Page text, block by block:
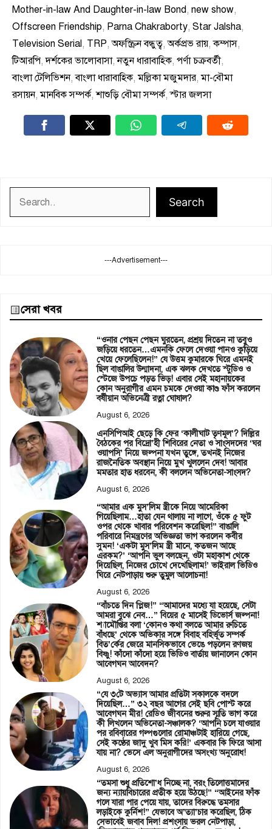
Mother-in-law And Daughter-in-law Bond, new show,
Offscreen Friendship, Parna Chakraborty, Star Jalsha,
Television Serial, TRP,অফস্ক্রিন বন্ধুত্ব,অর্কপ্রভ রায়,কম্পাস,
টিআরপি,দর্শকের ভালোবাসা,নতুন ধারাবাহিক, পর্ণা চক্রবর্তী,
বাংলা টেলিভিশন,বাংলা ধারাবাহিক,মল্লিকা মজুমদার,মা-বৌমা
রসায়ন,মানবিক সম্পর্ক,শাশুড়ি বৌমা সম্পর্ক,স্টার জলসা
Search
---Advertisement---
সেরা খবর
“ওনার পেছন পেছন ঘুরতেন, প্রশ্রয় দিতেন না তবুও
জড়িয়ে ধরতেন…এমনকি ফেলে দেওয়া পানও কুড়িয়ে
খেয়ে ফেলেছিলেন!” যে উত্তম কুমারকে ঘিরে এমনই
ছিল বাঙালির উন্মাদনা, এক ঝলক দেখতে স্টুডিও ও
স্টেজে উপচে পড়ত ভিড়! এবার সেই মহানায়কের
কোন অনুরাগীর এমন চমকে দেওয়া কাণ্ড ফাঁস করলেন
বর্ষীয়ান অভিনেত্রী রত্না ঘোষাল?
August 6, 2026
এনসিপিআই ছেড়ে কি ফের ‘কালীঘাট তৃণমূল’? দিল্লির
বৈঠকের পর বিদ্রো’হী শিবিরের নেতা ও সাংসদদের ‘ঘর
ওয়াপসি’ নিয়ে জল্পনা যখন তুঙ্গে, তখনই নিজের
রাজনৈতিক অবস্থান নিয়ে মুখ খুললেন দেব! আবার
মমতার হাত ধরবেন, কী বললেন অভিনেতা-সাংসদ?
August 6, 2026
“আমার এক মুস’লিম স্ত্রীকে নিয়ে আমেরিকা
গিয়েছিলাম…হাতা যেন থালায় না লাগে, ওঁকে ৫ ফুট
ওপর থেকে খাবার পরিবেশন করেছিল!” বাঙালি
পরিবারে নিমন্ত্রণের অভিজ্ঞতা ভাগ করলেন কবীর
সুমন! ‘একটা মুস’লিম স্ত্রী মানে, কতজন আছে
এরকম?’ ‘আপনি ভুল বলছেন, ওটা মহাকাশ থেকে
দিয়েছিল, নিজের চোখে দেখেছিলাম!’ ভাইরাল ভিডিও
ঘিরে নেটপাড়ায় শুরু তুমুল আলোচনা!
August 6, 2026
“বাঁচতে দিন প্লিজ!” “আমাদের মধ্যে যা হয়েছে, সেটা
আমরা বুঝে নেব…” বিয়ের ৫ মাসেই ডিভোর্স জল্পনা!
শ্যামৌপ্তির বলা ‘কোনও কথা বলতে আমার রুচিতে
বাঁধছে’ থেকে অভিকার সঙ্গে বিবাহ বহির্ভূত সম্পর্ক
বিত’র্কের জেরে মানসিকভাবে ভেঙে পড়লেন রণজয়
বিষ্ণু! কাঁদো কাঁদো হয়ে ভিডিও বার্তায় জানালেন কোন
আবেগঘন আবেদন?
August 6, 2026
“যে ৩টে অভ্যাস আমার প্রতিটা সকালকে বদলে
দিয়েছিল…” ৩২ বছর আগের সেই ছবি পোস্ট করে
আবেগঘন মীর! রেডিও জীবনের শুরুর স্মৃতি ভাগ করে
কী লিখলেন অভিনেতা-সঞ্চালক? ‘আপনি চলে যাওয়ার
পর রবিবারের গল্পগুলোর রোমাঞ্চটাই হারিয়ে গেছে,
সেই কণ্ঠের জাদু খুব মিস করি!’ একবার কি ফিরে আসা
যায় না? ভেসে এল অনুরাগীদের অসংখ্য অনুরোধ!
August 6, 2026
“তমসা শুধু প্রতিশো’ধ নিচ্ছে না, বরং তিলোত্তমাদের
জন্য ন্যায়বিচারের প্রতীক হয়ে উঠছে!” “আইনের ফাঁক
গলে যারা পার পেয়ে যায়, তাদের বিরুদ্ধে তমসার
লড়াইকে কুর্নিশ!” যেভাবে অ’ত্যা’চার করেছিল, ঠিক
সেভাবেই জবাব দিল! প্রশংসায় ভরল নেটপাড়া,